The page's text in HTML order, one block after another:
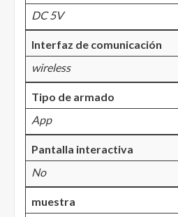
DC 5V
Interfaz de comunicación
wireless
Tipo de armado
App
Pantalla interactiva
No
muestra